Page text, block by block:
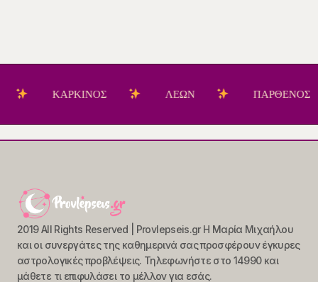
ΚΑΡΚΙΝΟΣ ΛΕΩΝ ΠΑΡΘΕΝΟΣ
2019 All Rights Reserved | Provlepseis.gr Η Μαρία Μιχαήλου
και οι συνεργάτες της καθημερινά σας προσφέρουν έγκυρες
αστρολογικές προβλέψεις. Τηλεφωνήστε στο 14990 και
μάθετε τι επιφυλάσει το μέλλον για εσάς.